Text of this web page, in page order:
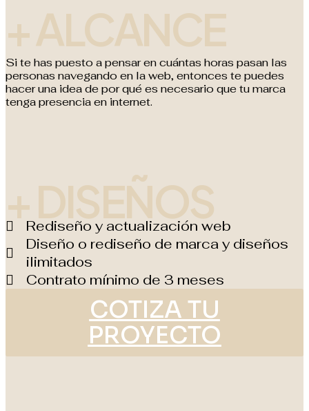
+ ALCANCE
Si te has puesto a pensar en cuántas horas pasan las
personas navegando en la web, entonces te puedes
hacer una idea de por qué es necesario que tu marca
tenga presencia en internet.
+ DISEÑOS
Rediseño y actualización web
Diseño o rediseño de marca y diseños
ilimitados
Contrato mínimo de 3 meses
COTIZA TU
PROYECTO